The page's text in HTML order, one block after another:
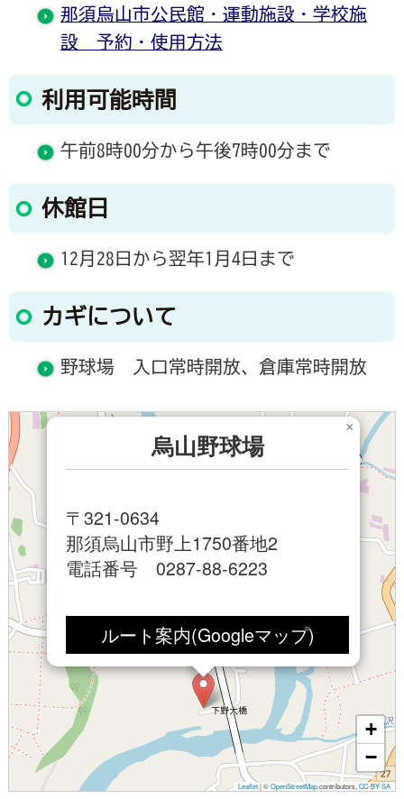
那須烏山市公民館・運動施設・学校施
設 予約・使用方法
利用可能時間
午前8時00分から午後7時00分まで
休館日
12月28日から翌年1月4日まで
カギについて
野球場 入口常時開放、倉庫常時開放
烏山野球場
〒321-0634
那須烏山市野上1750番地2
電話番号 0287-88-6223
ルート案内(Googleマップ)
×
+
−
Leaflet |©OpenStreetMapcontributors, CC-BY-SA